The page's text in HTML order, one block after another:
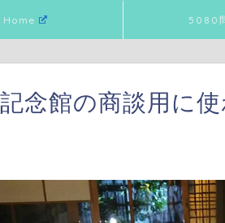
Home 5080
念館の商談用に